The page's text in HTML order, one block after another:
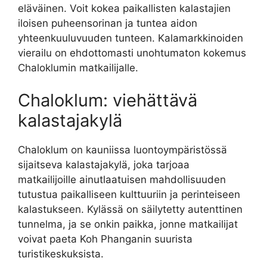
eläväinen. Voit kokea paikallisten kalastajien
iloisen puheensorinan ja tuntea aidon
yhteenkuuluvuuden tunteen. Kalamarkkinoiden
vierailu on ehdottomasti unohtumaton kokemus
Chaloklumin matkailijalle.
Chaloklum: viehättävä
kalastajakylä
Chaloklum on kauniissa luontoympäristössä
sijaitseva kalastajakylä, joka tarjoaa
matkailijoille ainutlaatuisen mahdollisuuden
tutustua paikalliseen kulttuuriin ja perinteiseen
kalastukseen. Kylässä on säilytetty autenttinen
tunnelma, ja se onkin paikka, jonne matkailijat
voivat paeta Koh Phanganin suurista
turistikeskuksista.